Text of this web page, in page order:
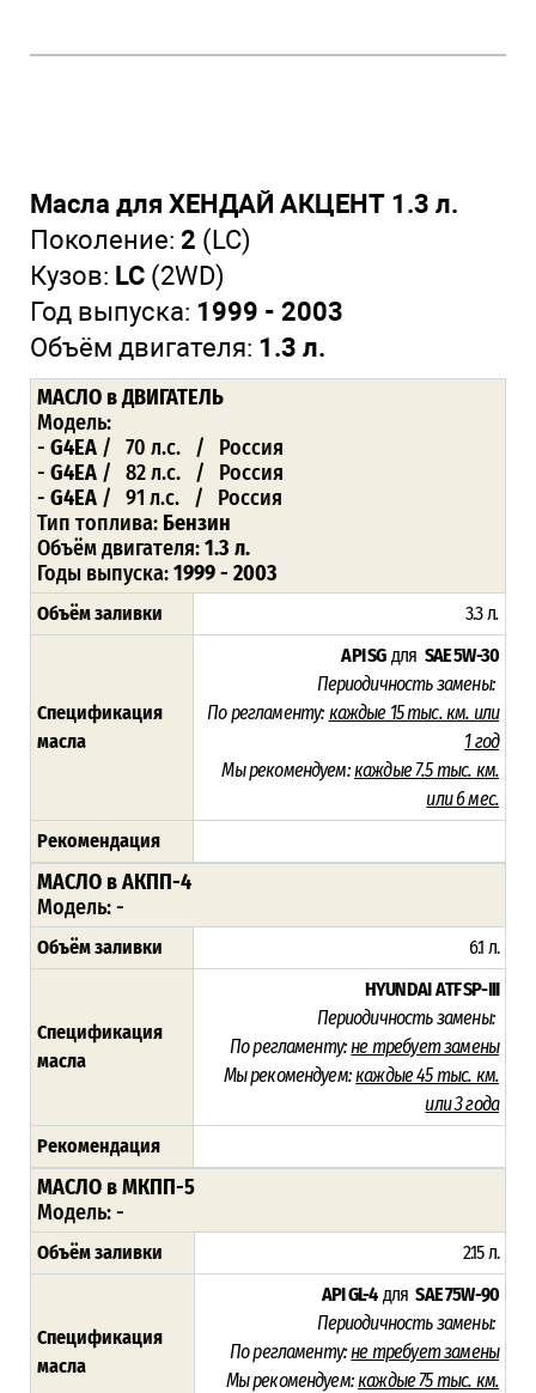
Масла для ХЕНДАЙ АКЦЕНТ 1.3 л.
Поколение: 2 (LC)
Кузов: LC (2WD)
Год выпуска: 1999 - 2003
Объём двигателя: 1.3 л.
МАСЛО в ДВИГАТЕЛЬ
Модель:
- G4EA / 70 л.с. / Россия
- G4EA / 82 л.с. / Россия
- G4EA / 91 л.с. / Россия
Тип топлива: Бензин
Объём двигателя:1.3 л.
Годы выпуска:1999 - 2003
Объём заливки 3.3 л.
Спецификация
масла
API SG для SAE 5W-30
Периодичность замены:
По регламенту: каждые 15 тыс. км. или
1 год
Мы рекомендуем: каждые 7.5 тыс. км.
или 6 мес.
Рекомендация
МАСЛО в АКПП-4
Модель: -
Объём заливки 6.1 л.
Спецификация
масла
HYUNDAI ATF SP-III
Периодичность замены:
По регламенту: не требует замены
Мы рекомендуем: каждые 45 тыс. км.
или 3 года
Рекомендация
МАСЛО в МКПП-5
Модель: -
Объём заливки 2.15 л.
Спецификация
масла
API GL-4 дляSAE 75W-90
Периодичность замены:
По регламенту: не требует замены
Мы рекомендуем: каждые 75 тыс. км.